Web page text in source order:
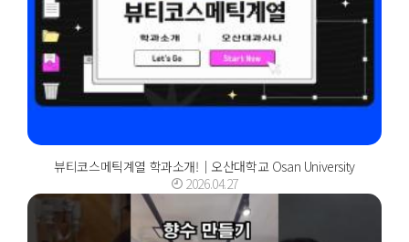
뷰티코스메틱계열 학과소개!｜오산대학교 Osan University
2026.04.27